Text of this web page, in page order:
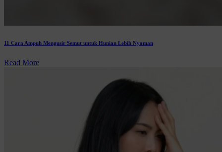
11 Cara Ampuh Mengusir Semut untuk Hunian Lebih Nyaman
Read More